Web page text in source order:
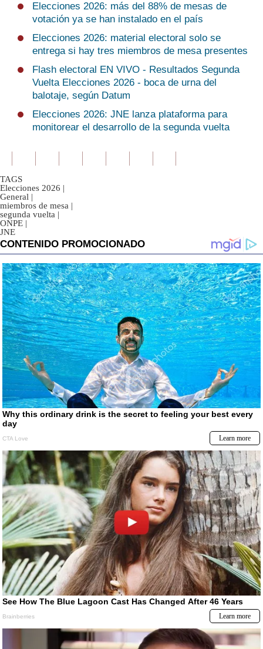
Elecciones 2026: más del 88% de mesas de
votación ya se han instalado en el país
Elecciones 2026: material electoral solo se
entrega si hay tres miembros de mesa presentes
Flash electoral EN VIVO - Resultados Segunda
Vuelta Elecciones 2026 - boca de urna del
balotaje, según Datum
Elecciones 2026: JNE lanza plataforma para
monitorear el desarrollo de la segunda vuelta
TAGS
Elecciones 2026 |
General |
miembros de mesa |
segunda vuelta |
ONPE |
JNE